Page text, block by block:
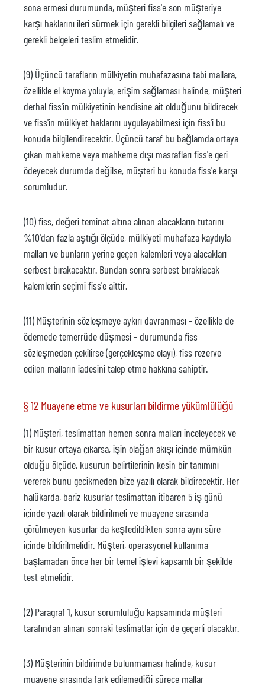
sona ermesi durumunda, müşteri fiss'e son müşteriye
karşı haklarını ileri sürmek için gerekli bilgileri sağlamalı ve
gerekli belgeleri teslim etmelidir.
(9) Üçüncü tarafların mülkiyetin muhafazasına tabi mallara,
özellikle el koyma yoluyla, erişim sağlaması halinde, müşteri
derhal fiss'in mülkiyetinin kendisine ait olduğunu bildirecek
ve fiss'in mülkiyet haklarını uygulayabilmesi için fiss'i bu
konuda bilgilendirecektir. Üçüncü taraf bu bağlamda ortaya
çıkan mahkeme veya mahkeme dışı masrafları fiss'e geri
ödeyecek durumda değilse, müşteri bu konuda fiss'e karşı
sorumludur.
(10) fiss, değeri teminat altına alınan alacakların tutarını
%10'dan fazla aştığı ölçüde, mülkiyeti muhafaza kaydıyla
malları ve bunların yerine geçen kalemleri veya alacakları
serbest bırakacaktır. Bundan sonra serbest bırakılacak
kalemlerin seçimi fiss'e aittir.
(11) Müşterinin sözleşmeye aykırı davranması - özellikle de
ödemede temerrüde düşmesi - durumunda fiss
sözleşmeden çekilirse (gerçekleşme olayı), fiss rezerve
edilen malların iadesini talep etme hakkına sahiptir.
§ 12 Muayene etme ve kusurları bildirme yükümlülüğü
(1) Müşteri, teslimattan hemen sonra malları inceleyecek ve
bir kusur ortaya çıkarsa, işin olağan akışı içinde mümkün
olduğu ölçüde, kusurun belirtilerinin kesin bir tanımını
vererek bunu gecikmeden bize yazılı olarak bildirecektir. Her
halükarda, bariz kusurlar teslimattan itibaren 5 iş günü
içinde yazılı olarak bildirilmeli ve muayene sırasında
görülmeyen kusurlar da keşfedildikten sonra aynı süre
içinde bildirilmelidir. Müşteri, operasyonel kullanıma
başlamadan önce her bir temel işlevi kapsamlı bir şekilde
test etmelidir.
(2) Paragraf 1, kusur sorumluluğu kapsamında müşteri
tarafından alınan sonraki teslimatlar için de geçerli olacaktır.
(3) Müşterinin bildirimde bulunmaması halinde, kusur
muayene sırasında fark edilemediği sürece mallar